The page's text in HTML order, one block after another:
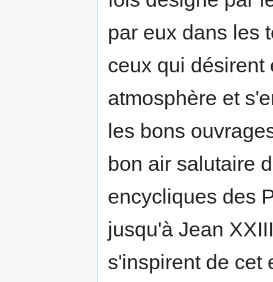
par eux dans les
ceux qui désirent
atmosphère et
les bons
bon air salutaire
encycliques des
jusqu'à Jean
s'inspirent de cet